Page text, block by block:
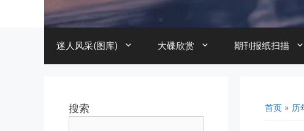
迷人风采(图库) 大碟欣赏 期刊报纸扫描
首页 » 历
搜索